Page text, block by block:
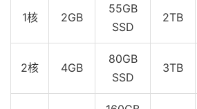
1核 2GB
55GB
SSD
2TB
2核 4GB
80GB
SSD
3TB